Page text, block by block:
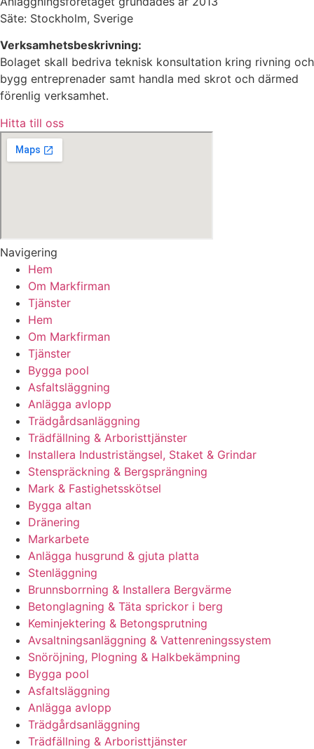
Säte: Stockholm, Sverige
Verksamhetsbeskrivning:
Bolaget skall bedriva teknisk konsultation kring rivning och
bygg entreprenader samt handla med skrot och därmed
förenlig verksamhet.
Hitta till oss
Navigering
Hem
Om Markfirman
Tjänster
Hem
Om Markfirman
Tjänster
Bygga pool
Asfaltsläggning
Anlägga avlopp
Trädgårdsanläggning
Trädfällning & Arboristtjänster
Installera Industristängsel, Staket & Grindar
Stenspräckning & Bergsprängning
Mark & Fastighetsskötsel
Bygga altan
Dränering
Markarbete
Anlägga husgrund & gjuta platta
Stenläggning
Brunnsborrning & Installera Bergvärme
Betonglagning & Täta sprickor i berg
Keminjektering & Betongsprutning
Avsaltningsanläggning & Vattenreningssystem
Snöröjning, Plogning & Halkbekämpning
Bygga pool
Asfaltsläggning
Anlägga avlopp
Trädgårdsanläggning
Trädfällning & Arboristtjänster